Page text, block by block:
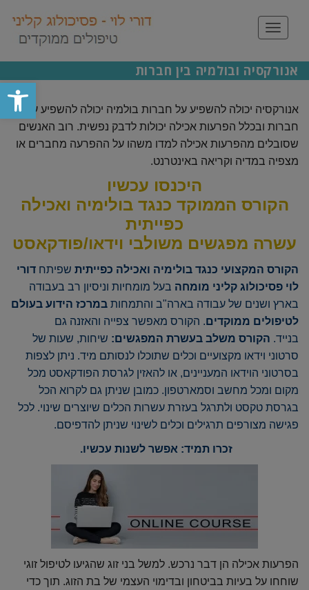
פתח
תפריט
אנורקסיה ובולמיה בין חברות
אנורקסיה יכולה להשפיע על חברות בולמיה יכולה להשפיע על
חברות ובכלל הפרעות אכילה יכולות לדבק נפשית. רוב האנשים
שסובלים מהפרעות אכילה למדו משהו על ההפרעה מחברים או
מצפיה במדיה וקריאה באינטרנט.
היכנסו עכשיו
הקורס הממוקד כנגד בולימיה ואכילה
כפייתית
עשרה מפגשים משולבי וידאו/פודקאסט
הקורס המקצועי כנגד בולימיה ואכילה כפייתית שפיתח דורי
לוי פסיכולוג קליני מומחה בעל מומחיות וניסיון רב בעבודה
בארץ ושנים של עבודה בארה"ב והתמחות במרכז הידוע בעולם
לטיפולים ממוקדים. הקורס מאפשר צפייה והאזנה גם
בנייד. הקורס משלב בעשרת המפגשים: שיחות, שעות של
סרטוני וידאו מקצועיים וכלים שתוכלו לנסותם מיד. ניתן לצפות
בסרטוני הוידאו המעניינים, או להאזין לגרסת הפודקאסט מכל
מקום ומכל מחשב וסמארטפון. כמובן שניתן גם לקרוא הכל
בגרסת טקסט ולתרגל בעזרת עשרות הכלים שיוצרים שינוי. לכל
פגישה מצורפים תרגילים וכלים לשינוי שניתן להדפיסם.
זכרו תמיד: אפשר לשנות עכשיו.
הפרעות אכילה הן דבר נרכש. למשל בני זוג שהגיעו לטיפול זוגי
שוחחו על בעיות בביטחון ובדימוי העצמי של בת הזוג. תוך כדי